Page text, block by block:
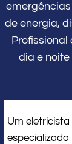
de energia,
Profissional
dia e
Um
especializado